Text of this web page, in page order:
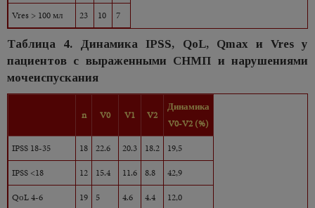
Vres > 100 мл
23 10 7
Таблица 4. Динамика IPSS, QоL, Qmax и Vres у
пациентов с выраженными СНМП и нарушениями
мочеиспускания
n V0 V1 V2
Динамика
V0-V2 (%)
IPSS 18-35
18 22.6 20.3 18.2
19,5
IPSS <18
12 15.4 11.6 8.8
42,9
QоL 4-6
19 5 4.6 4.4
12,0